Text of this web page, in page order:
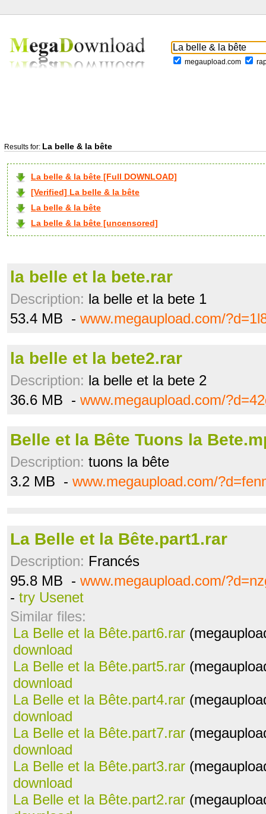
megaupload.com
Results for: La belle & la bête
La belle & la bête [Full DOWNLOAD]
[Verified] La belle & la bête
La belle & la bête
La belle & la bête [uncensored]
la belle et la bete.rar
Description: la belle et la bete 1
53.4 MB - www.megaupload.com/
la belle et la bete2.rar
Description: la belle et la bete 2
36.6 MB - www.megaupload.com/
Belle et la Bête Tuons la
Description: tuons la bête
3.2 MB - www.megaupload.com/
La Belle et la Bête.part1.rar
Description: Francés
95.8 MB - www.megaupload.com/
- try Usenet
Similar files:
La Belle et la Bête.part6.rar
download
La Belle et la Bête.part5.rar
download
La Belle et la Bête.part4.rar
download
La Belle et la Bête.part7.rar
download
La Belle et la Bête.part3.rar
download
La Belle et la Bête.part2.rar